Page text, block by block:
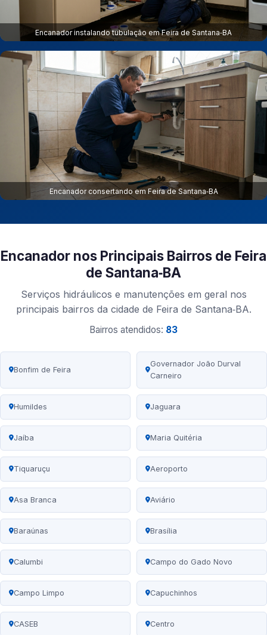
Encanador instalando tubulação em Feira de Santana‑BA
Encanador consertando em Feira de Santana‑BA
Encanador nos Principais Bairros de Feira
de Santana‑BA
Serviços hidráulicos e manutenções em geral nos
principais bairros da cidade de Feira de Santana‑BA.
Bairros atendidos: 83
Bonfim de Feira
Governador João Durval
Carneiro
Humildes Jaguara
Jaíba Maria Quitéria
Tiquaruçu Aeroporto
Asa Branca Aviário
Baraúnas Brasília
Calumbi Campo do Gado Novo
Campo Limpo Capuchinhos
CASEB Centro